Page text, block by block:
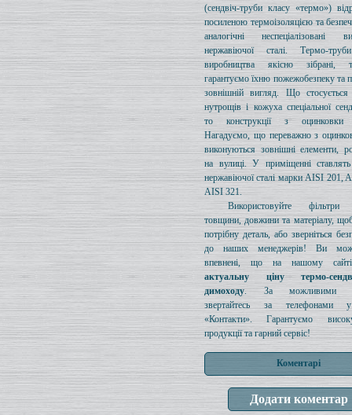
(сендвіч-труби класу «термо»)
посиленою термоізоляцією та
аналогічні неспеціалізовані
нержавіючої сталі. Термо-
виробництва якісно
гарантуємо їхню пожежобезпеку та
зовнішній вигляд. Що стосується
нутрощів і кожуха спеціальної
то конструкції з оцинковки
Нагадуємо, що переважно з
виконуються зовнішні елементи,
на вулиці. У приміщенні
нержавіючої сталі марки AISI 201,
AISI 321.
Використовуйте фільтри
товщини, довжини та матеріалу, щоб
потрібну деталь, або зверніться
до наших менеджерів! Ви
впевнені, що на нашому
актуальну ціну термо-
димоходу. За можливими
звертайтесь за телефонами
«Контакти». Гарантуємо
продукції та гарний сервіс!
Коментарі